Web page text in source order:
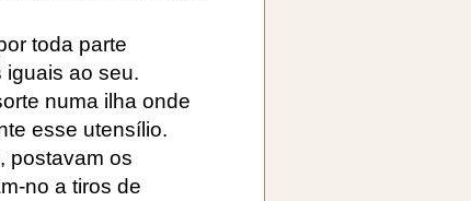
toda parte
ao seu.
numa ilha onde
esse utensílio.
postavam os
no a tiros de